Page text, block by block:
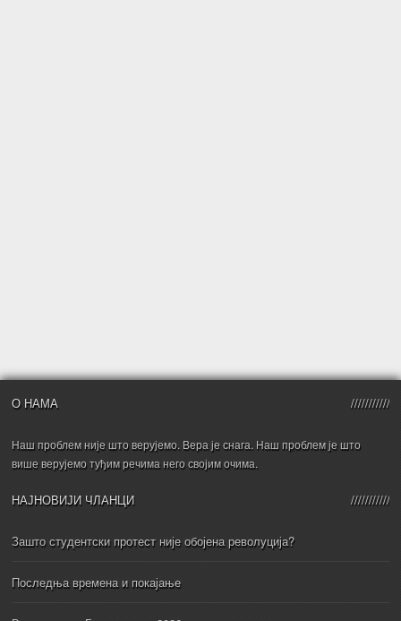
О НАМА
Наш проблем није што верујемо. Вера је снага. Наш проблем је што
више верујемо туђим речима него својим очима.
НАЈНОВИЈИ ЧЛАНЦИ
Зашто студентски протест није обојена револуција?
Последња времена и покајање